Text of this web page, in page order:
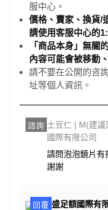
服中心。
價格、賣家、換貨/
請使用客服中心的
「商品本身」無關
內容可能會被移動
請不要在公開的咨
址等個人資訊。
諮詢 土豆仁 | M(建
國際有限公司
請問泡泡鏡片有
謝謝
回覆 盛足額國際有